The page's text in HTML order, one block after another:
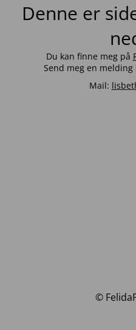
Denne er
Du kan finne meg på
Send meg en
Mail:
©